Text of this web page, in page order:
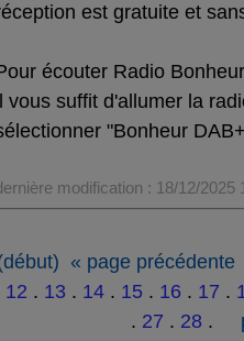
est gratuite et
écouter Radio
vous suffit d'allumer la
"Bonheur
modification : 18/12/2025
« page précédente
12 . 13 . 14 . 15 . 16 . 17 .
. 27 . 28 .